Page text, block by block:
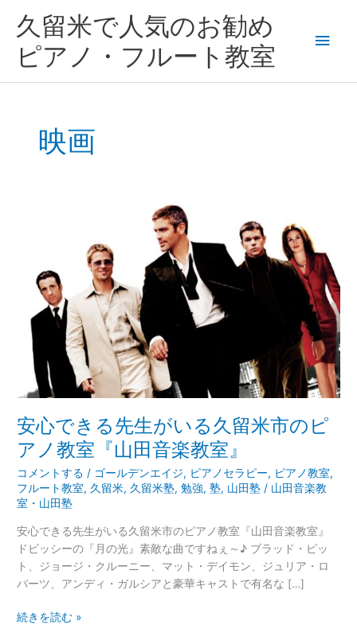
久留米で人気のお勧め
ピアノ・フルート教室
イ
ン
映画
安心できる先生がいる久留米市のピ
アノ教室『山田音楽教室』
コメントする / ゴールデンエイジ, ピアノセラピー, ピアノ教室,
フルート教室, 久留米, 久留米塾,勉強,塾, 山田塾 / 山田音楽教
室・山田塾
安心できる先生がいる久留米市のピアノ教室『山田音楽教室』
ドビッシーの『月の光』素敵な曲ですねぇ～♪ ブラッド・ピッ
ト、ジョージ・クルーニー、マット・デイモン、ジュリア・ロ
バーツ、アンディ・ガルシアと豪華キャストで有名な […]
留
米
市
の
ピ
ア
ノ
教
室
『山
田
楽
続きを読む »